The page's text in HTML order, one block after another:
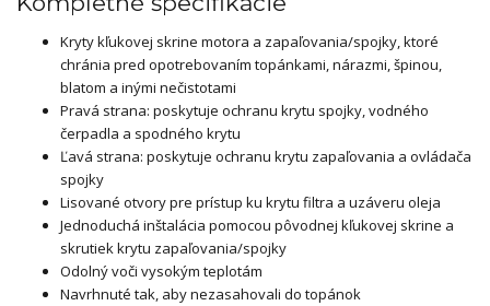
Kryty kľukovej skrine motora a zapaľovania/spojky, ktoré
chránia pred opotrebovaním topánkami, nárazmi, špinou,
blatom a inými nečistotami
Pravá strana: poskytuje ochranu krytu spojky, vodného
čerpadla a spodného krytu
Ľavá strana: poskytuje ochranu krytu zapaľovania a ovládača
spojky
Lisované otvory pre prístup ku krytu filtra a uzáveru oleja
Jednoduchá inštalácia pomocou pôvodnej kľukovej skrine a
skrutiek krytu zapaľovania/spojky
Odolný voči vysokým teplotám
Navrhnuté tak, aby nezasahovali do topánok